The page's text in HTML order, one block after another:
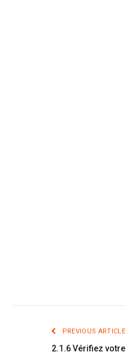
PREVIOUS ARTICLE
2.1.6 Vérifiez votre